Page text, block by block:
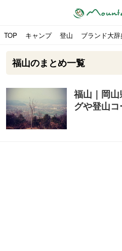
TOP キャンプ 登山 ブランド大
福山のまとめ一覧
福山｜岡
グや登山